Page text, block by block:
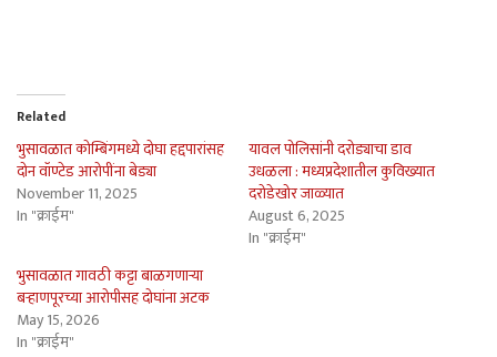
Related
भुसावळात कोम्बिंगमध्ये दोघा हद्दपारांसह
दोन वॉण्टेड आरोपींना बेड्या
November 11, 2025
In "क्राईम"
यावल पोलिसांनी दरोड्याचा डाव
उधळला : मध्यप्रदेशातील कुविख्यात
दरोडेखोर जाळ्यात
August 6, 2025
In "क्राईम"
भुसावळात गावठी कट्टा बाळगणार्‍या
बर्‍हाणपूरच्या आरोपीसह दोघांना अटक
May 15, 2026
In "क्राईम"